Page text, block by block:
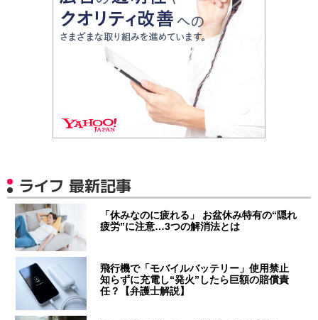
ライフ 最新記事
「休みなのに疲れる」 お盆休み特有の“隠れ
疲労”に注意…3つの解消法とは
飛行機で「モバイルバッテリー」使用禁止
知らずに充電し“発火”したら巨額の賠償責
任？【弁護士解説】